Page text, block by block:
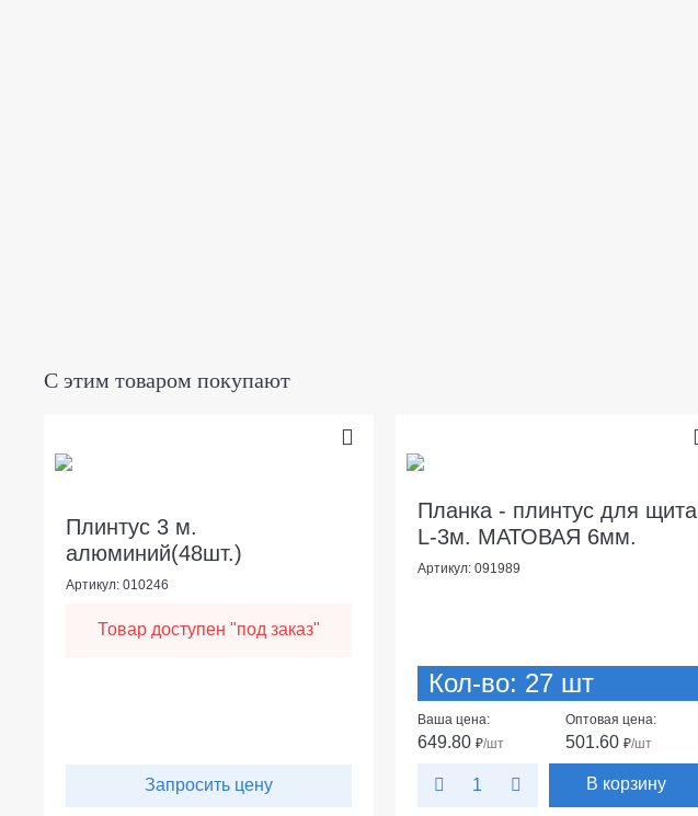
С этим товаром покупают
Плинтус 3 м.
алюминий(48шт.)
Артикул: 010246
Товар доступен "под заказ"
Запросить цену
Планка - плинтус для щита
L-3м. МАТОВАЯ 6мм.
Артикул: 091989
Кол-во: 27 шт
Ваша цена:
649.80 ₽/шт
Оптовая цена:
501.60₽/шт
В корзину